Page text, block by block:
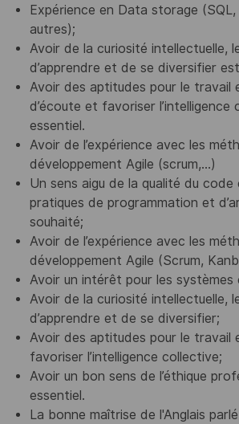
Expérience en Data storage
autres);
Avoir de la curiosité intellectuelle,
d’apprendre et de se diversifier
Avoir des aptitudes pour le travail
d’écoute et favoriser l’intelligence
essentiel.
Avoir de l’expérience avec les
développement Agile (scrum,...)
Un sens aigu de la qualité du
pratiques de programmation et
souhaité;
Avoir de l’expérience avec les
développement Agile (Scrum,
Avoir un intérêt pour les systèmes
Avoir de la curiosité intellectuelle,
d’apprendre et de se diversifier;
Avoir des aptitudes pour le travail
favoriser l’intelligence collective;
Avoir un bon sens de l’éthique
essentiel.
La bonne maîtrise de l'Anglais